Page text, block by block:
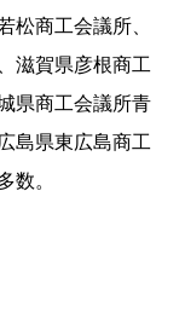
松商工会議所、
滋賀県彦根商工
県商工会議所青
島県東広島商工
数。